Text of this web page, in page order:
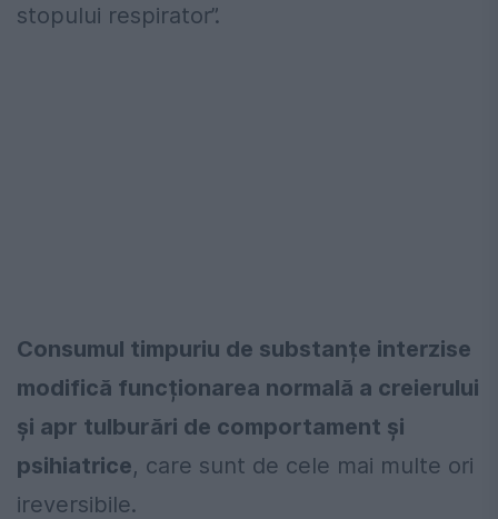
stopului respirator”.
Consumul timpuriu de substanțe interzise
modifică funcționarea normală a creierului
și apr tulburări de comportament și
psihiatrice, care sunt de cele mai multe ori
ireversibile.